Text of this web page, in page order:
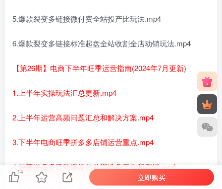
5.爆款裂变多链接微付费全站投产比玩法.mp4
6.爆款裂变多链接标准起盘全站收割全店动销玩法.mp4
【第26期】电商下半年旺季运营指南(2024年7月更新)
1.上半年实操玩法汇总更新.mp4
2.上半年运营高频问题汇总和解决方案.mp4
3.下半年电商旺季拼多多店铺运营重点.mp4
4.最新拼多多活动爆发的前期准备工作和逻辑.mp4
14
立即购买